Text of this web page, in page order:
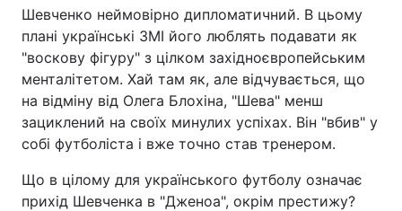
Шевченко неймовірно дипломатичний. В цьому
плані українські ЗМІ його люблять подавати як
"воскову фігуру" з цілком західноєвропейським
менталітетом. Хай там як, але відчувається, що
на відміну від Олега Блохіна, "Шева" менш
зациклений на своїх минулих успіхах. Він "вбив" у
собі футболіста і вже точно став тренером.
Що в цілому для українського футболу означає
прихід Шевченка в "Дженоа", окрім престижу?